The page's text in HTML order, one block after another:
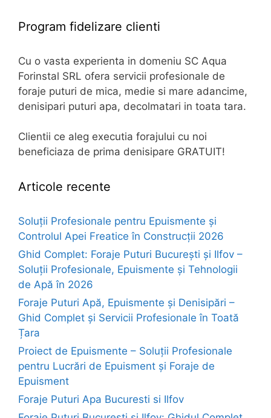
Program fidelizare clienti
Cu o vasta experienta in domeniu SC Aqua
Forinstal SRL ofera servicii profesionale de
foraje puturi de mica, medie si mare adancime,
denisipari puturi apa, decolmatari in toata tara.
Clientii ce aleg executia forajului cu noi
beneficiaza de prima denisipare GRATUIT!
Articole recente
Soluții Profesionale pentru Epuismente și
Controlul Apei Freatice în Construcții 2026
Ghid Complet: Foraje Puturi București și Ilfov –
Soluții Profesionale, Epuismente și Tehnologii
de Apă în 2026
Foraje Puturi Apă, Epuismente și Denisipări –
Ghid Complet și Servicii Profesionale în Toată
Țara
Proiect de Epuismente – Soluții Profesionale
pentru Lucrări de Epuisment și Foraje de
Epuisment
Foraje Puturi Apa Bucuresti si Ilfov